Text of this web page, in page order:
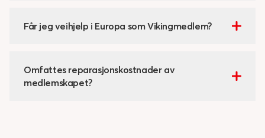
Får jeg veihjelp i Europa som Vikingmedlem?
Omfattes reparasjonskostnader av
medlemskapet?